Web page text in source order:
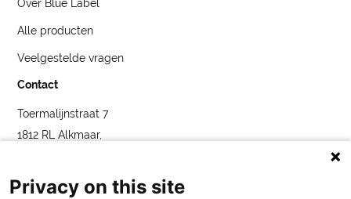
Over Blue Label
Alle producten
Veelgestelde vragen
Contact
Toermalijnstraat 7
1812 RL Alkmaar,
service@bybluelabel.com
Privacy on this site